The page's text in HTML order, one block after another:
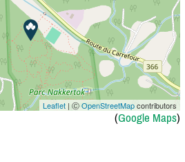
Leaflet | ⒸOpenStreetMapcontributors
(Google Maps)